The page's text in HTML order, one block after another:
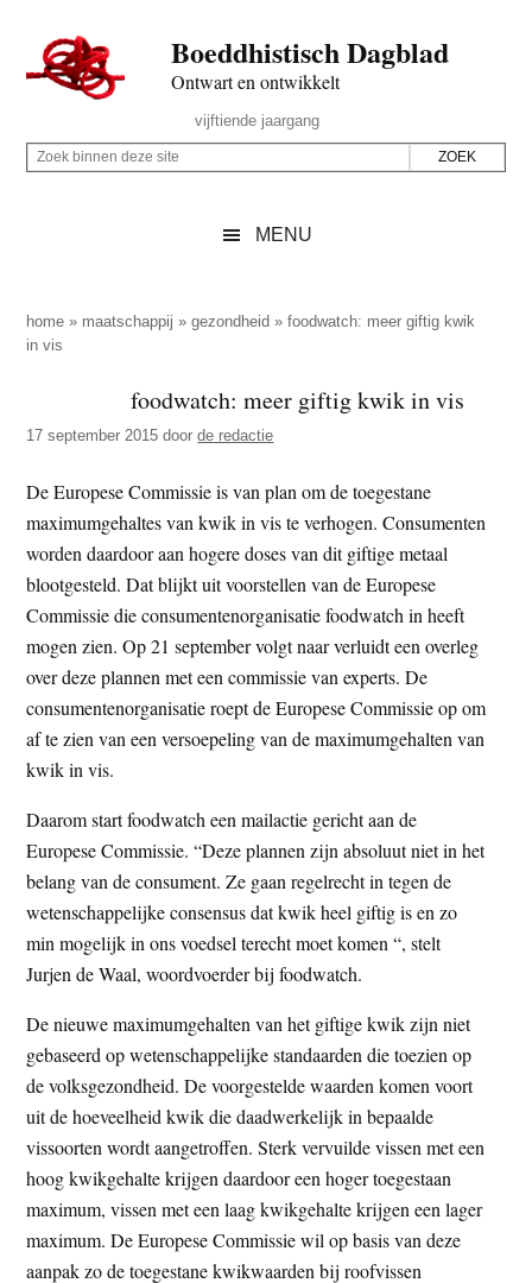
naar
de
inhoud
secondary
naar
de
sidebar
naar
de
Boeddhistisch Dagblad
Ontwart en ontwikkelt
Rechts
vijftiende jaargang
Z
p
d
z
s
i
t
e
Z
i
n
n
e
z
e
s
i
t
e
MENU
home » maatschappij »gezondheid »foodwatch: meer giftig kwik
in vis
foodwatch: meer giftig kwik in vis
17 september 2015 doorde redactie
De Europese Commissie is van plan om de toegestane
maximumgehaltes van kwik in vis te verhogen. Consumenten
worden daardoor aan hogere doses van dit giftige metaal
blootgesteld. Dat blijkt uit voorstellen van de Europese
Commissie die consumentenorganisatie foodwatch in heeft
mogen zien. Op 21 september volgt naar verluidt een overleg
over deze plannen met een commissie van experts. De
consumentenorganisatie roept de Europese Commissie op om
af te zien van een versoepeling van de maximumgehalten van
kwik in vis.
Daarom start foodwatch een mailactie gericht aan de
Europese Commissie. “Deze plannen zijn absoluut niet in het
belang van de consument. Ze gaan regelrecht in tegen de
wetenschappelijke consensus dat kwik heel giftig is en zo
min mogelijk in ons voedsel terecht moet komen “, stelt
Jurjen de Waal, woordvoerder bij foodwatch.
De nieuwe maximumgehalten van het giftige kwik zijn niet
gebaseerd op wetenschappelijke standaarden die toezien op
de volksgezondheid. De voorgestelde waarden komen voort
uit de hoeveelheid kwik die daadwerkelijk in bepaalde
vissoorten wordt aangetroffen. Sterk vervuilde vissen met een
hoog kwikgehalte krijgen daardoor een hoger toegestaan
maximum, vissen met een laag kwikgehalte krijgen een lager
maximum. De Europese Commissie wil op basis van deze
aanpak zo de toegestane kwikwaarden bij roofvissen